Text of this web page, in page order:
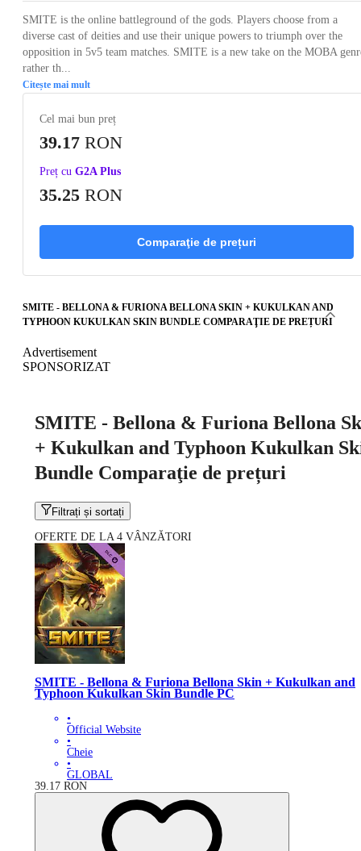
SMITE is the online battleground of the gods. Players choose from a
diverse cast of deities and use their unique powers to triumph over the
opposition in 5v5 team matches. SMITE is a new take on the MOBA
rather th...
Citește mai mult
Cel mai bun preț
39.17 RON
Preț cu G2A Plus
35.25 RON
Comparaţie de prețuri
SMITE - BELLONA & FURIONA BELLONA SKIN + KUKULKAN AND
TYPHOON KUKULKAN SKIN BUNDLE COMPARAŢIE DE PREȚURI
Advertisement
SPONSORIZAT
SMITE - Bellona & Furiona Bellona
+ Kukulkan and Typhoon Kukulkan
Bundle Comparaţie de prețuri
Filtrați și sortați
OFERTE DE LA 4 VÂNZĂTORI
SMITE - Bellona & Furiona Bellona Skin + Kukulkan and
Typhoon Kukulkan Skin Bundle PC
•
Official Website
•
Cheie
•
GLOBAL
39.17 RON